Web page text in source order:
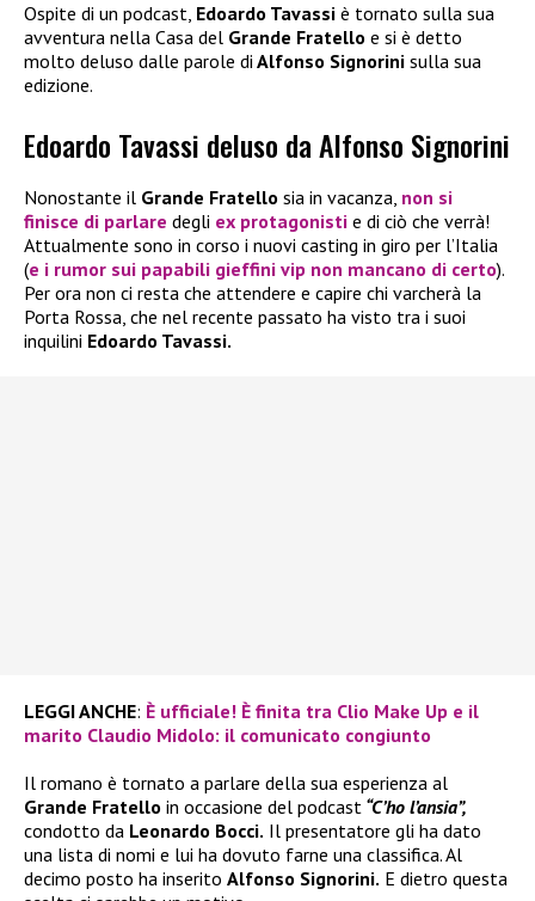
Ospite di un podcast, Edoardo Tavassi è tornato sulla sua
avventura nella Casa del Grande Fratello e si è detto
molto deluso dalle parole di Alfonso Signorini sulla sua
edizione.
Edoardo Tavassi deluso da Alfonso Signorini
Nonostante il Grande Fratello sia in vacanza, non si
finisce di parlare degli ex protagonisti e di ciò che verrà!
Attualmente sono in corso i nuovi casting in giro per l’Italia
(e i rumor sui papabili gieffini vip non mancano di certo).
Per ora non ci resta che attendere e capire chi varcherà la
Porta Rossa, che nel recente passato ha visto tra i suoi
inquilini Edoardo Tavassi.
LEGGI ANCHE: È ufficiale! È finita tra Clio Make Up e il
marito Claudio Midolo: il comunicato congiunto
Il romano è tornato a parlare della sua esperienza al
Grande Fratello in occasione del podcast “C’ho l’ansia”,
condotto da Leonardo Bocci. Il presentatore gli ha dato
una lista di nomi e lui ha dovuto farne una classifica. Al
decimo posto ha inserito Alfonso Signorini. E dietro questa